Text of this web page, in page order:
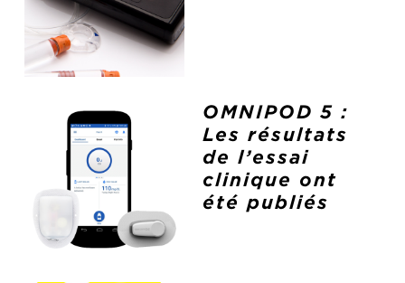
OMNIPOD 5 :
Les résultats
de l’essai
clinique ont
été publiés